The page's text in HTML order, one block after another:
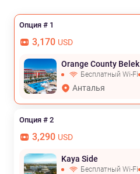
Опция # 1
3,170 USD
Orange County Belek
Бесплатный Wi-Fi
Анталья
Опция # 2
3,290 USD
Kaya Side
Бесплатный Wi-Fi